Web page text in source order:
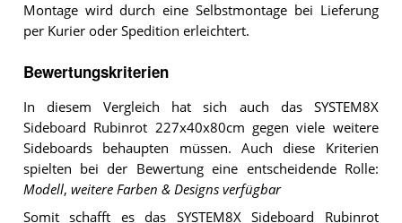
Montage wird durch eine Selbstmontage bei Lieferung
per Kurier oder Spedition erleichtert.
Bewertungskriterien
In diesem Vergleich hat sich auch das SYSTEM8X
Sideboard Rubinrot 227x40x80cm gegen viele weitere
Sideboards behaupten müssen. Auch diese Kriterien
spielten bei der Bewertung eine entscheidende Rolle:
Modell, weitere Farben & Designs verfügbar
Somit schafft es das SYSTEM8X Sideboard Rubinrot